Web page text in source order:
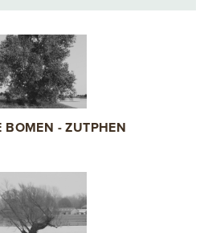
BOMEN - ZUTPHEN